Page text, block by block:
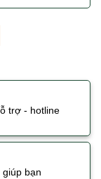
trợ - hotline
bạn